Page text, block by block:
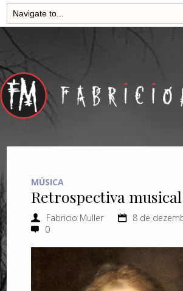
MÚSICA
Retrospectiva musical
Fabricio Muller
8 de
0